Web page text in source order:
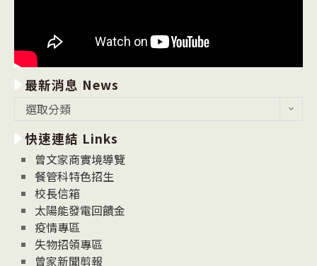
最新消息 News
消
息
News
選取分類
快速連結 Links
曾文家商實境導覽
餐管科特色招生
校長信箱
太陽能發電回饋金
疫情專區
失物招領專區
曾家新聞剪報